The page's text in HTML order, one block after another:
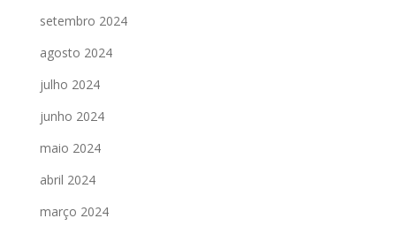
setembro 2024
agosto 2024
julho 2024
junho 2024
maio 2024
abril 2024
março 2024